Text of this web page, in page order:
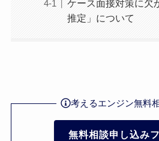
ケース面接対策に欠
推定」について
考えるエンジン無料
無料相談申し込み